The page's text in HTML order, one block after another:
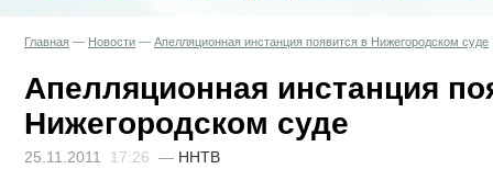
Главная — Новости — Апелляционная инстанция появится в Нижегородском суде
Апелляционная инстанция
Нижегородском суде
25.11.2011 17:26 — ННТВ